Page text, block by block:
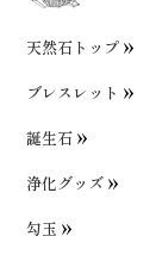
天然石トップ
ブレスレット
誕生石
浄化グッズ
勾玉